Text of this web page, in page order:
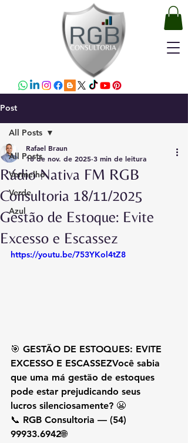
Post
All Posts
Vermelho
Verde
Azul
All Posts
Rádio Nativa FM RGB
Consultoria 18/11/2025
Gestão de Estoque: Evite
Excesso e Escassez
Rafael Braun
18 de nov. de 2025 3 min de leitura
https://youtu.be/753YKol4tZ8
🎯 GESTÃO DE ESTOQUES: EVITE
EXCESSO E ESCASSEZVocê sabia
que uma má gestão de estoques
pode estar prejudicando seus
lucros silenciosamente? 😬
📞 RGB Consultoria — (54)
99933.6942🌐